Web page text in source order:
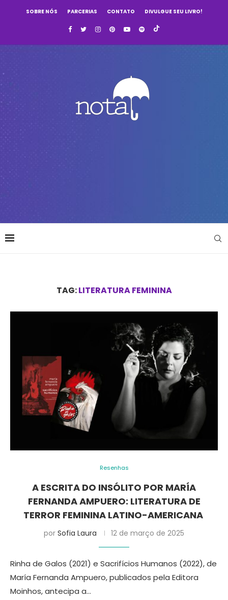
SOBRE NÓS PARCERIAS CONTATO DIVULGUE SEU LIVRO!
TAG:LITERATURA FEMININA
Resenhas
A ESCRITA DO INSÓLITO POR MARÍA
FERNANDA AMPUERO: LITERATURA DE
TERROR FEMININA LATINO-AMERICANA
por Sofia Laura 12 de março de 2025
Rinha de Galos (2021) e Sacrifícios Humanos (2022), de
María Fernanda Ampuero, publicados pela Editora
Moinhos, antecipa a…